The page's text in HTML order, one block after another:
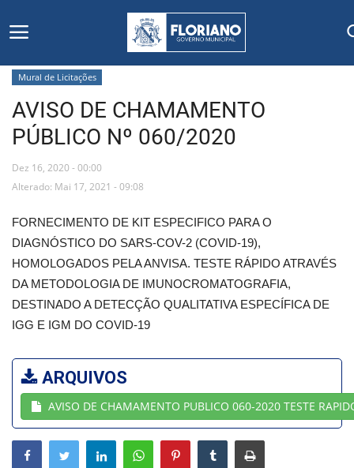
Início
Editais
Floriano
Secretarias e Órgãos
Mural de Licitações
Notícias
Webmail
Contato
Mural de Licitações
AVISO DE CHAMAMENTO
PÚBLICO Nº 060/2020
Dez 16, 2020 - 00:00
Alterado: Mai 17, 2021 - 09:08
FORNECIMENTO DE KIT ESPECIFICO PARA O
DIAGNÓSTICO DO SARS-COV-2 (COVID-19),
HOMOLOGADOS PELA ANVISA. TESTE RÁPIDO ATRAVÉS
DA METODOLOGIA DE IMUNOCROMATOGRAFIA,
DESTINADO A DETECÇÃO QUALITATIVA ESPECÍFICA DE
IGG E IGM DO COVID-19
ARQUIVOS
AVISO DE CHAMAMENTO PUBLICO 060-2020 TESTE